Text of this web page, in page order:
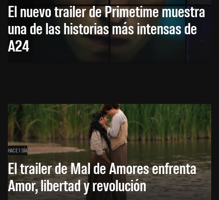
El nuevo trailer de Primetime muestra
una de las historias más intensas de
A24
HACE 1 DÍA
El trailer de Mal de Amores enfrenta
Amor, libertad y revolución